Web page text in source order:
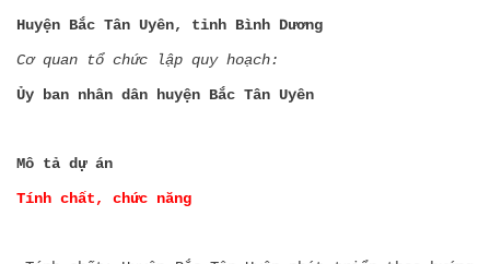
Huyện Bắc Tân Uyên, tỉnh Bình Dương
Cơ quan tổ chức lập quy hoạch:
Ủy ban nhân dân huyện Bắc Tân Uyên
Mô tả dự án
Tính chất, chức năng